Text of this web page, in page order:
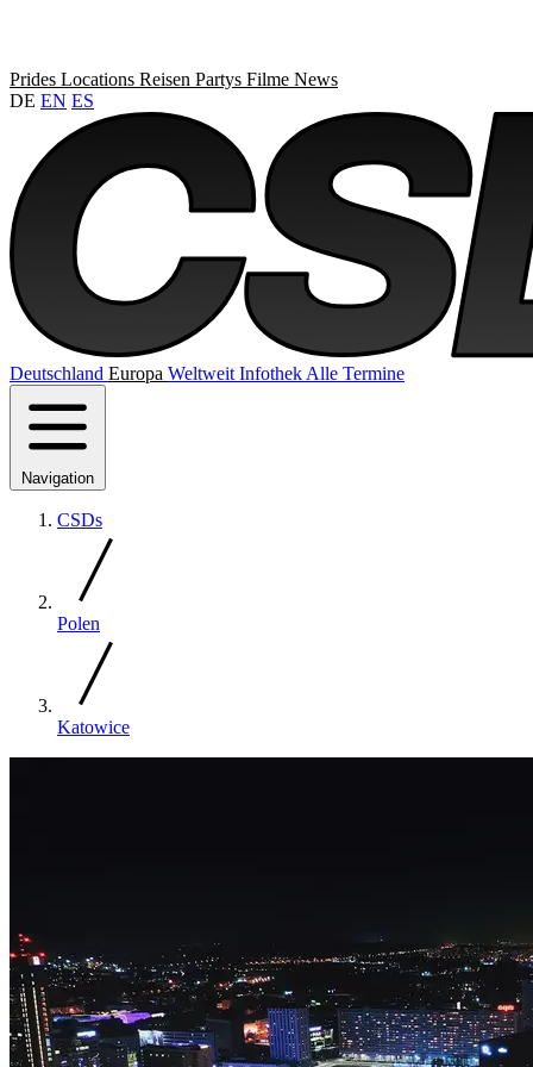
Prides Locations Reisen Partys Filme News
DE EN ES
Deutschland Europa Weltweit Infothek Alle Termine
Navigation
CSDs
Polen
Katowice